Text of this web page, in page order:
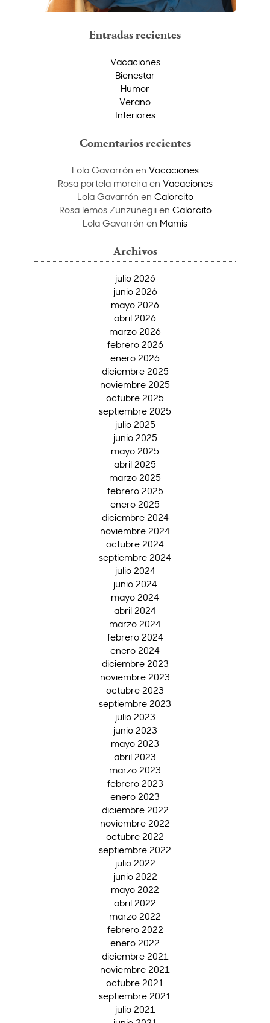
Entradas recientes
Vacaciones
Bienestar
Humor
Verano
Interiores
Comentarios recientes
Lola Gavarrón en Vacaciones
Rosa portela moreiraen Vacaciones
Lola Gavarrón en Calorcito
Rosa lemos Zunzunegiien Calorcito
Lola Gavarrón en Mamis
Archivos
julio 2026
junio 2026
mayo 2026
abril 2026
marzo 2026
febrero 2026
enero 2026
diciembre 2025
noviembre 2025
octubre 2025
septiembre 2025
julio 2025
junio 2025
mayo 2025
abril 2025
marzo 2025
febrero 2025
enero 2025
diciembre 2024
noviembre 2024
octubre 2024
septiembre 2024
julio 2024
junio 2024
mayo 2024
abril 2024
marzo 2024
febrero 2024
enero 2024
diciembre 2023
noviembre 2023
octubre 2023
septiembre 2023
julio 2023
junio 2023
mayo 2023
abril 2023
marzo 2023
febrero 2023
enero 2023
diciembre 2022
noviembre 2022
octubre 2022
septiembre 2022
julio 2022
junio 2022
mayo 2022
abril 2022
marzo 2022
febrero 2022
enero 2022
diciembre 2021
noviembre 2021
octubre 2021
septiembre 2021
julio 2021